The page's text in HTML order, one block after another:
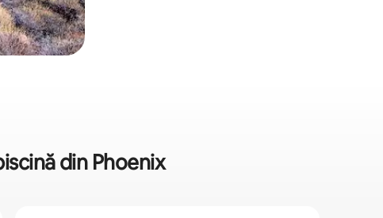
din Phoenix